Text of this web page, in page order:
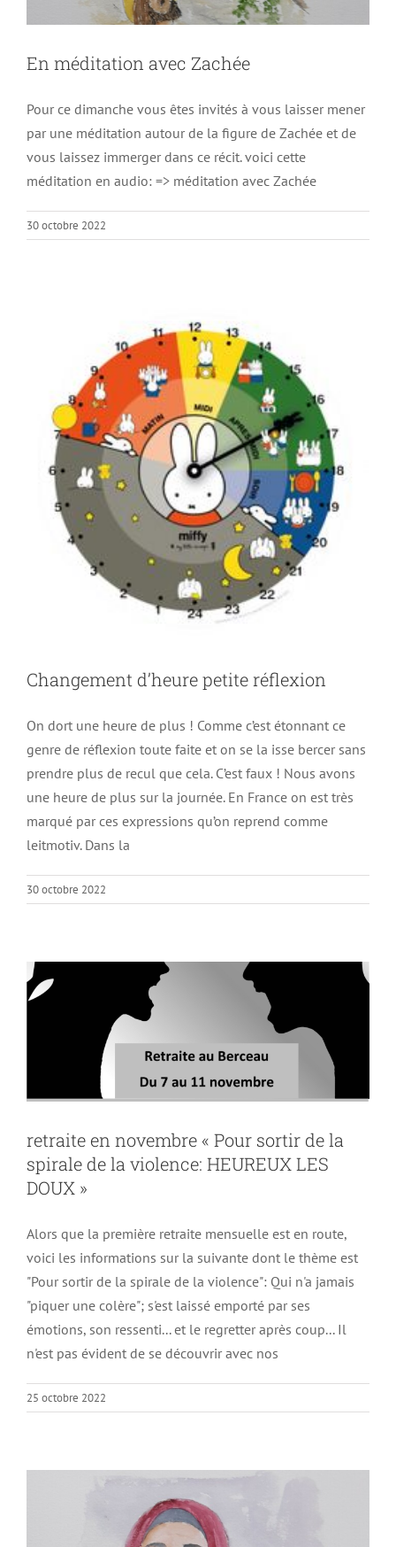
En méditation avec Zachée
Pour ce dimanche vous êtes invités à vous laisser mener
par une méditation autour de la figure de Zachée et de
vous laissez immerger dans ce récit. voici cette
méditation en audio: => méditation avec Zachée
30 octobre 2022
Changement d’heure petite réflexion
Non classé
Changement d’heure petite réflexion
On dort une heure de plus ! Comme c’est étonnant ce
genre de réflexion toute faite et on se la isse bercer sans
prendre plus de recul que cela. C’est faux ! Nous avons
une heure de plus sur la journée. En France on est très
marqué par ces expressions qu’on reprend comme
leitmotiv. Dans la
30 octobre 2022
retraite en novembre « Pour sortir de la
spirale de la violence: HEUREUX LES
retraite en novembre « Pour sortir de la
spirale de la violence: HEUREUX LES
DOUX »
Alors que la première retraite mensuelle est en route,
voici les informations sur la suivante dont le thème est
"Pour sortir de la spirale de la violence": Qui n'a jamais
"piquer une colère"; s'est laissé emporté par ses
émotions, son ressenti... et le regretter après coup... Il
n'est pas évident de se découvrir avec nos
25 octobre 2022
Quel est le Dieu que nous prions ?